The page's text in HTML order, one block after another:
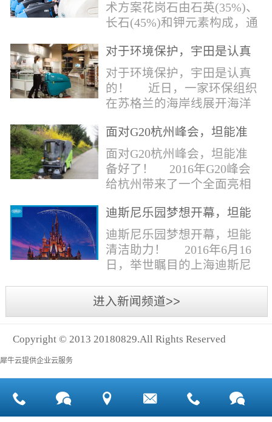
术方案花岗石由石英(35%)、
长石(45%)和钾元素构成，通
含有极少量的方解石，表面
能看出具有矿物颗粒的结晶
体，硬度比大理石硬，硬度
在6.5左右。维护比大理石容
染，花岗石的种类根据石英,
同。清洁公司花岗石晶面处
理技术方案有如下要点：
一、清洁设备、工具石材翻
新机、石材晶面处理机、吸
水吸尘器、吹风机、花岗
石...
对于环境保护，宇田是认真
的！
对于环境保护，宇田是认真
的！ 近日，一家环保组织
在苏格兰的海岸线展开海洋
洋塑料垃圾对英国海洋生物
所带来的影响。他们发现至
少有30个海滩存在塑料污染
的情况。 该组织发动当地
动中，希望以此提高公众对
理想中，大海...
面对G20杭州峰会，坦能准
备好了！
面对G20杭州峰会，坦能准
备好了！ 2016年G20峰会
给杭州带来了一个全面亮相
球国际组织和世界人民检阅
的一次大考。多国元首齐聚
杭州，在欣赏美丽西湖景色
的同事，第一印象就是杭州
览城是本次峰会举办的核心
区域，主要囊括了奥体中
心、国际博览中心、超高层
双塔酒店和地铁上盖物业，
迪斯尼乐园梦想开幕，坦能
清洁助力！
迪斯尼乐园梦想开幕，坦能
清洁助力！ 2016年6月16
日，举世瞩目的上海迪斯尼
奇想花园、探险岛、宝藏
湾、明日世界和梦幻世界，
开神秘面纱。根据迪斯尼官
球接待人数最多的迪斯尼乐
园！ 位于浦东新区川...
进入新闻频道>>
Copyright © 2013 20180829.All Rights Reserved
犀牛云提供企业云服务